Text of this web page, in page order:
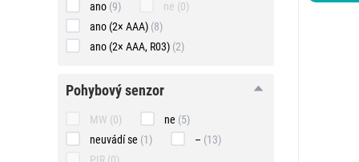
ano (9) ne (0)
ano (2× AAA) (8)
ano (2× AAA, R03) (2)
pohybový
senzor
pohybový senzor
MW (0) ne (5)
neuvádí se (1) – (13)